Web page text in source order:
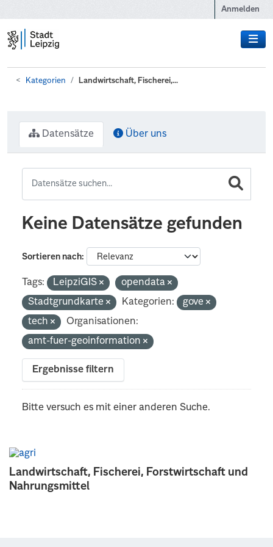
Anmelden
Kategorien Landwirtschaft, Fischerei,...
Landwirtschaft, Fischerei, Forstwirtschaft und
Nahrungsmittel
Datensätze Über uns
Keine Datensätze gefunden
Sortieren nach
Tags: LeipziGIS
opendata
Stadtgrundkarte
Kategorien:
gove
tech
Organisationen:
amt-fuer-geoinformation
Ergebnisse filtern
Bitte versuch es mit einer anderen Suche.